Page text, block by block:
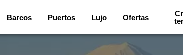
Barcos Puertos Lujo Ofertas